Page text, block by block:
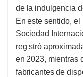
de la indulgencia
En este sentido,
Sociedad
registró
en 2023, mientras
fabricantes de